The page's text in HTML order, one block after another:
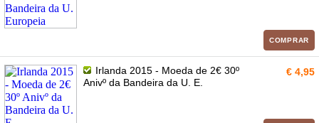
COMPRAR
Irlanda 2015 - Moeda de 2€ 30º
Anivº da Bandeira da U. E.
€ 4,95